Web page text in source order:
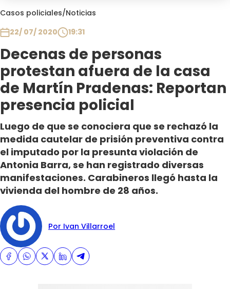
Casos policiales/Noticias
22/ 07/ 2020
19:31
Decenas de personas
protestan afuera de la casa
de Martín Pradenas: Reportan
presencia policial
Luego de que se conociera que se rechazó la
medida cautelar de prisión preventiva contra
el imputado por la presunta violación de
Antonia Barra, se han registrado diversas
manifestaciones. Carabineros llegó hasta la
vivienda del hombre de 28 años.
Por Ivan Villarroel
Club De La Comedia
Plan Perfecto
El Tiempo
Sabingo
Todos Los Programas